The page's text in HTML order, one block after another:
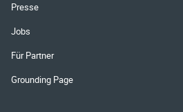
Presse
Jobs
Für Partner
Grounding Page